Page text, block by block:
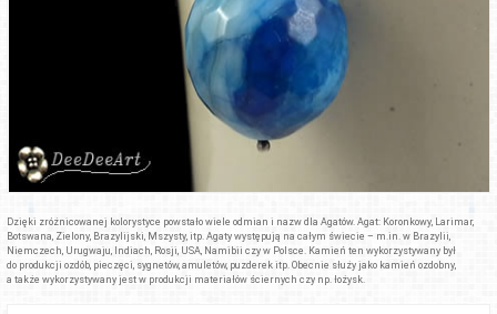
Dzięki zróżnicowanej kolorystyce powstało wiele odmian i nazw dla Agatów. Agat: Koronkowy, Larimar,
Botswana, Zielony, Brazylijski, Mszysty, itp. Agaty występują na całym świecie – m.in. w Brazylii,
Niemczech, Urugwaju, Indiach, Rosji, USA, Namibii czy w Polsce. Kamień ten wykorzystywany był
do produkcji ozdób, pieczęci, sygnetów, amuletów, puzderek itp. Obecnie służy jako kamień ozdobny,
a także wykorzystywany jest w produkcji materiałów ściernych czy np. łożysk.